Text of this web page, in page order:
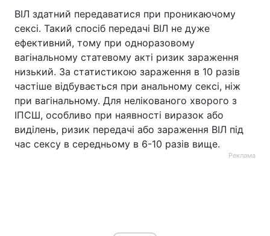
ВІЛ здатний передаватися при проникаючому
сексі. Такий спосіб передачі ВІЛ не дуже
ефективний, тому при одноразовому
вагінальному статевому акті ризик зараження
низький. За статистикою зараження в 10 разів
частіше відбувається при анальному сексі, ніж
при вагінальному. Для нелікованого хворого з
ІПСШ, особливо при наявності виразок або
виділень, ризик передачі або зараження ВІЛ під
час сексу в середньому в 6-10 разів вище.
Реклама